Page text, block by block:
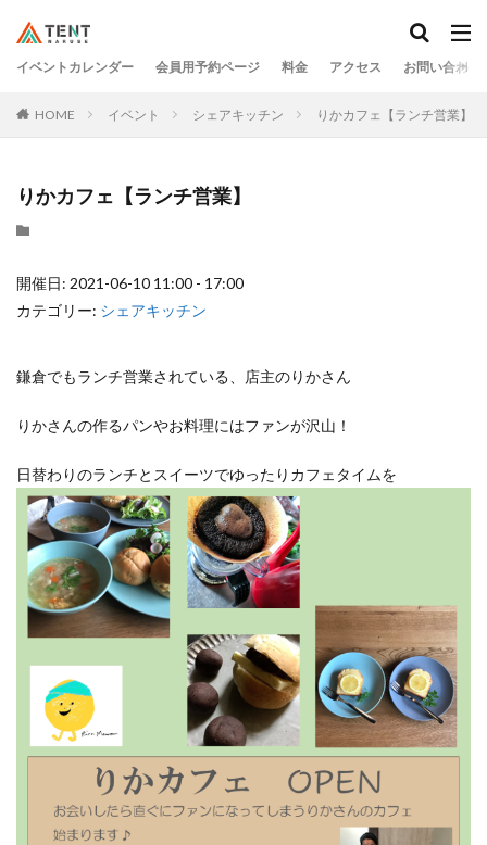
イベントカレンダー 会員用予約ページ 料金 アクセス お問い合わせ
HOME イベント シェアキッチン りかカフェ【ランチ営業】
りかカフェ【ランチ営業】
開催日: 2021-06-10 11:00 - 17:00
カテゴリー: シェアキッチン
鎌倉でもランチ営業されている、店主のりかさん
りかさんの作るパンやお料理にはファンが沢山！
日替わりのランチとスイーツでゆったりカフェタイムを